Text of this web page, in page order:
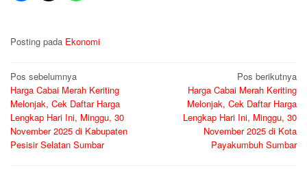
Posting pada Ekonomi
Navigasi
pos
Pos sebelumnya
Harga Cabai Merah Keriting
Melonjak, Cek Daftar Harga
Lengkap Hari Ini, Minggu, 30
November 2025 di Kabupaten
Pesisir Selatan Sumbar
Pos berikutnya
Harga Cabai Merah Keriting
Melonjak, Cek Daftar Harga
Lengkap Hari Ini, Minggu, 30
November 2025 di Kota
Payakumbuh Sumbar